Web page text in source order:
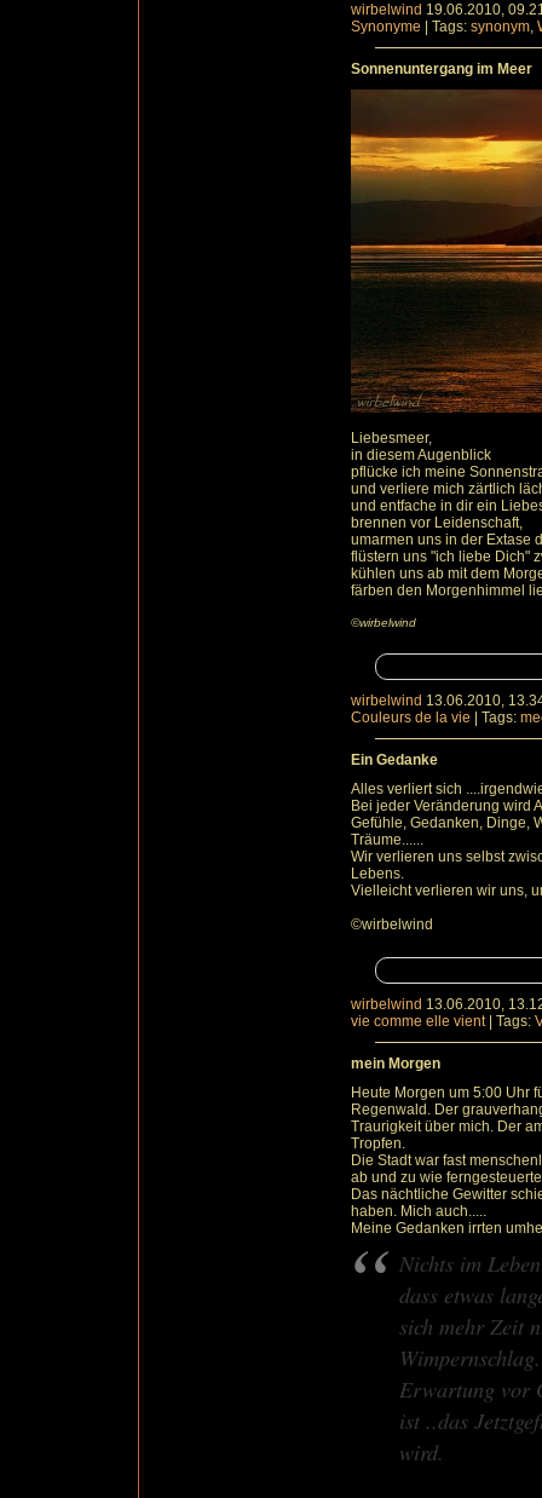
wirbelwind 19.06.2010,
Synonyme
Tags: synonym,
Sonnenuntergang im Meer
Liebesmeer,
in diesem Augenblick
pflücke ich meine
und verliere mich zärtlich
und entfache in dir ein
brennen vor Leidenschaft,
umarmen uns in der Extase
flüstern uns "ich liebe Dich"
kühlen uns ab mit dem
färben den Morgenhimmel
©wirbelwind
wirbelwind 13.06.2010,
Couleurs de la vie
Tags:
Ein Gedanke
Alles verliert sich
Bei jeder Veränderung wird
Gefühle, Gedanken, Dinge,
Träume......
Wir verlieren uns selbst
Lebens.
Vielleicht verlieren wir uns,
©wirbelwind
wirbelwind 13.06.2010,
vie comme elle vient| Tags:
mein Morgen
Heute Morgen um 5:00 Uhr
Regenwald. Der
Traurigkeit über mich. Der
Tropfen.
Die Stadt war fast
ab und zu wie
Das nächtliche Gewitter
haben. Mich auch.....
Meine Gedanken irrten
Nichts im
dass etwas
sich mehr Zeit
Erwartung vor
ist ..das
wird.